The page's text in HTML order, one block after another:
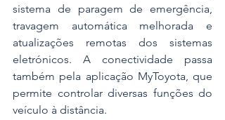
sistema de paragem de emergência,
travagem automática melhorada e
atualizações remotas dos sistemas
eletrónicos. A conectividade passa
também pela aplicação MyToyota, que
permite controlar diversas funções do
veículo à distância.